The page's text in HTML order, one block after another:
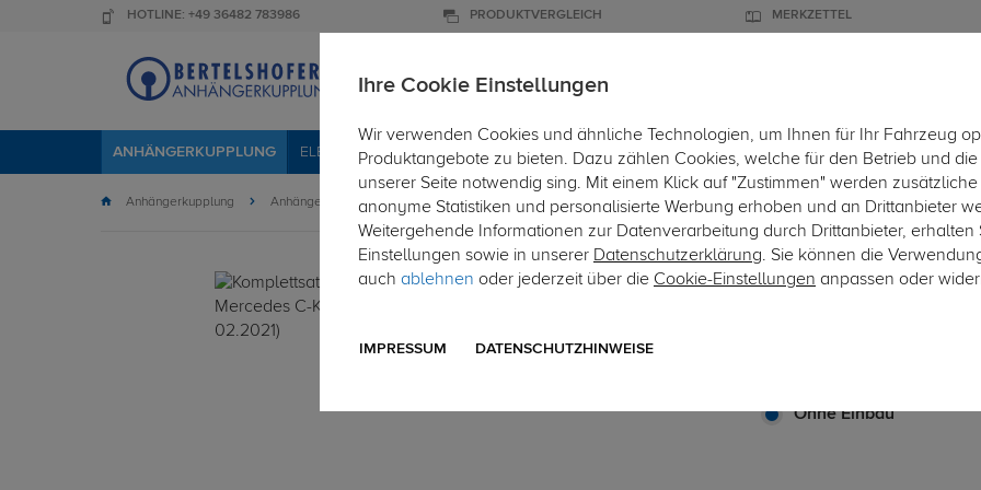
HOTLINE: +49 36482 783986 PRODUKTVERGLEICH MERKZETTEL
ANHÄNGERKUPPLUNG ELEKTROSÄTZE DACHTRÄGER DACHBOXEN FAHRRADTRÄGER ZUBEHÖR
Anhängerkupplung Anhängerkupplung mit Elektrosatz Hier geht's zur
Art.-Nr. SET-sME241-2531510
Auto Hak
Adapter für Mercedes C-
starres, geschraubtes System
Ohne Einbau
Ihre Cookie Einstellungen
Wir verwenden Cookies und ähnliche Technologien, um Ihnen für Ihr Fahrzeug
Produktangebote zu bieten. Dazu zählen Cookies, welche für den Betrieb und die
unserer Seite notwendig sing. Mit einem Klick auf "Zustimmen" werden
anonyme Statistiken und personalisierte Werbung erhoben und an Drittanbieter
Weitergehende Informationen zur Datenverarbeitung durch Drittanbieter, erhalten
Einstellungen sowie in unserer Datenschutzerklärung. Sie können die
auch ablehnen oder jederzeit über die Cookie-Einstellungen anpassen oder
IMPRESSUM DATENSCHUTZHINWEISE